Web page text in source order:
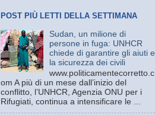
POST PIÙ LETTI DELLA SETTIMANA
Sudan, un milione di
persone in fuga: UNHCR
chiede di garantire gli aiuti e
la sicurezza dei civili
www.politicamentecorretto.c
om A più di un mese dall’inizio del
conflitto, l’UNHCR, Agenzia ONU per i
Rifugiati, continua a intensificare le ...